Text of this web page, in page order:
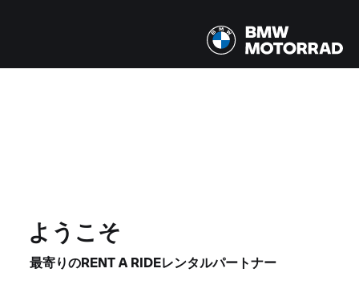
ようこそ
最寄りのRENT A RIDEレンタルパートナー